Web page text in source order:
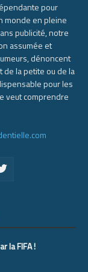
pour
monde en pleine
publicité, notre
assumée et
dénoncent
la petite ou de la
pour les
veut comprendre
la FIFA !